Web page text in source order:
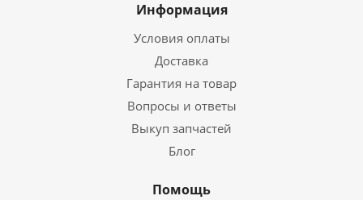
Информация
Условия оплаты
Доставка
Гарантия на товар
Вопросы и ответы
Выкуп запчастей
Блог
Помощь